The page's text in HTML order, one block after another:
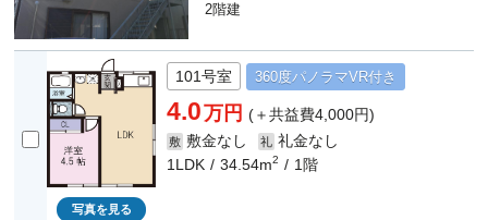
2階建
写真を見る
101号室 360度パノラマVR付き
4.0万円(＋共益費4,000円)
敷 敷金なし 礼 礼金なし
1LDK
34.54m2 1階